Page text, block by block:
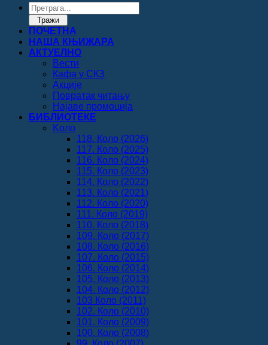
Products
search
Тражи
ПОЧЕТНА
НАША КЊИЖАРА
АКТУЕЛНО
Вести
Кафа у СКЗ
Акције
Повратак читању
Најаве промоција
БИБЛИОТЕКЕ
Koло
118. Коло (2026)
117. Коло (2025)
116. Коло (2024)
115. Коло (2023)
114. Коло (2022)
113. Коло (2021)
112. Коло (2020)
111. Коло (2019)
110. Коло (2018)
109. Коло (2017)
108. Коло (2016)
107. Коло (2015)
106. Коло (2014)
105. Коло (2013)
104. Коло (2012)
103 Коло (2011)
102. Коло (2010)
101. Коло (2009)
100. Коло (2008)